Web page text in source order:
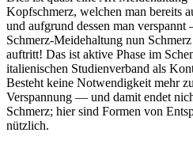
Kopfschmerz, welchen man bereits
und aufgrund dessen man
Schmerz-Meidehaltung nun
auftritt! Das ist aktive Phase im
italienischen Studienverband als
Besteht keine Notwendigkeit mehr
Verspannung — und damit endet
Schmerz; hier sind Formen von
nützlich.